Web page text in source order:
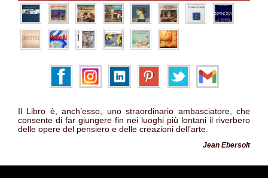
Il Libro è, anch’esso, uno straordinario ambasciatore, che
consente di far giungere fin nei luoghi più lontani il riverbero
delle opere del pensiero e delle creazioni dell’arte.
Jean Ebersolt